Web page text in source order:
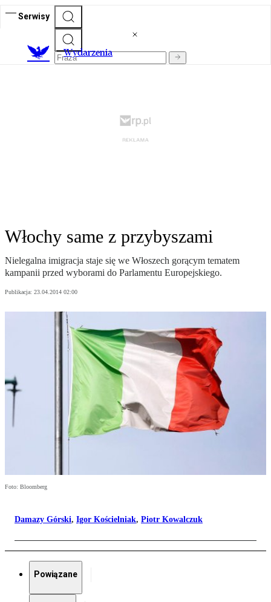
Serwisy
Wydarzenia
Włochy same z przybyszami
Nielegalna imigracja staje się we Włoszech gorącym tematem
kampanii przed wyborami do Parlamentu Europejskiego.
Publikacja: 23.04.2014 02:00
Foto: Bloomberg
Damazy Górski, Igor Kościelniak, Piotr Kowalczuk
Powiązane